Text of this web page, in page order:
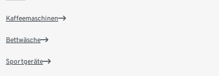
Kaffeemaschinen
Bettwäsche
Sportgeräte